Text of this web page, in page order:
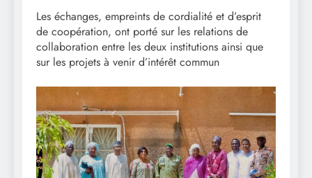
Les échanges, empreints de cordialité et d’esprit
de coopération, ont porté sur les relations de
collaboration entre les deux institutions ainsi que
sur les projets à venir d’intérêt commun